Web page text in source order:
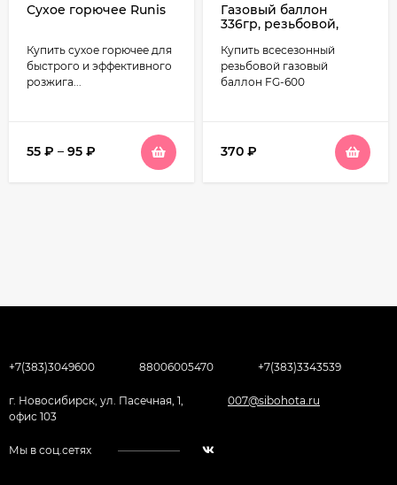
Сухое горючее Runis
Купить сухое горючее для
быстрого и эффективного
розжига...
55 ₽ – 95 ₽
Газовый баллон
336гр, резьбовой,
Купить всесезонный
резьбовой газовый
баллон FG-600
370 ₽
+7(383)3049600 88006005470 +7(383)3343539
г. Новосибирск, ул. Пасечная, 1,
офис 103
007@sibohota.ru
Мы в соц.сетях